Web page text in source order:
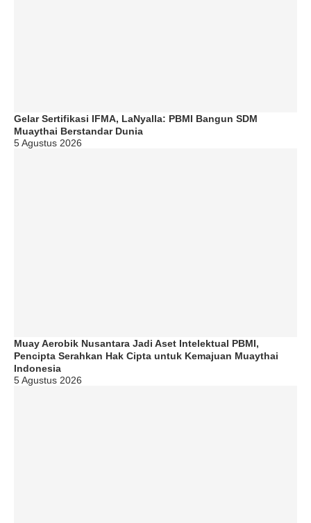
Gelar Sertifikasi IFMA, LaNyalla: PBMI Bangun SDM
Muaythai Berstandar Dunia
5 Agustus 2026
Muay Aerobik Nusantara Jadi Aset Intelektual PBMI,
Pencipta Serahkan Hak Cipta untuk Kemajuan Muaythai
Indonesia
5 Agustus 2026